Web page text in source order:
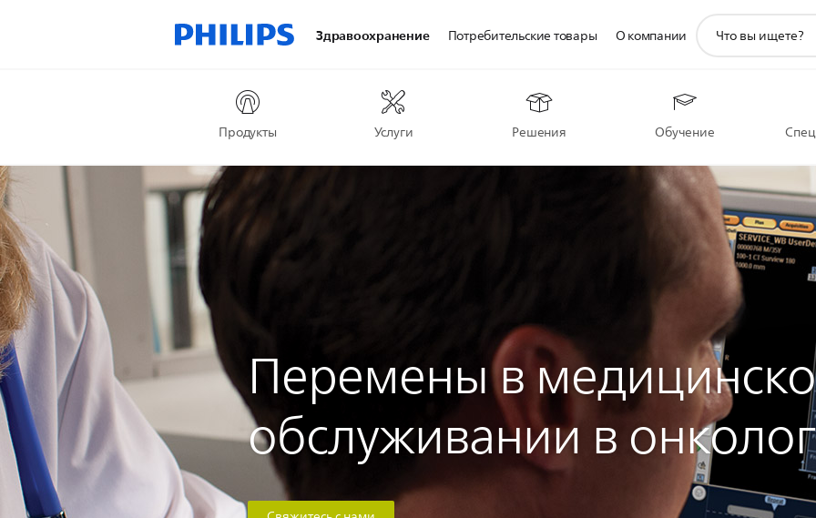
Здравоохранение
Продукты Услуги Решения Обучение
Потребительские товары О компании
поддержки
Перемены в
обслуживании в